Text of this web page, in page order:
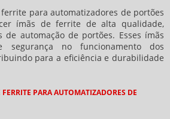
para automatizadores de portões
ímãs de ferrite de alta qualidade,
de automação de portões. Esses ímãs
segurança no funcionamento dos
para a eficiência e durabilidade
PARA AUTOMATIZADORES DE